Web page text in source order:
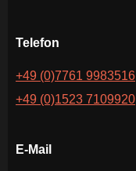
Telefon
+49 (0)7761 9983516
+49 (0)1523 7109920
E-Mail